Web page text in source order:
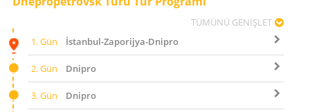
TÜMÜNÜ GENİŞLET
1. Gün
İstanbul-Zaporijya-Dnipro
2. Gün Dnipro
3. Gün Dnipro